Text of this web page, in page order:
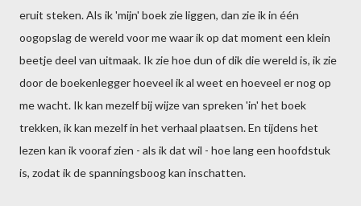
eruit steken. Als ik 'mijn' boek zie liggen, dan zie ik in één
oogopslag de wereld voor me waar ik op dat moment een klein
beetje deel van uitmaak. Ik zie hoe dun of dik die wereld is, ik zie
door de boekenlegger hoeveel ik al weet en hoeveel er nog op
me wacht. Ik kan mezelf bij wijze van spreken 'in' het boek
trekken, ik kan mezelf in het verhaal plaatsen. En tijdens het
lezen kan ik vooraf zien - als ik dat wil - hoe lang een hoofdstuk
is, zodat ik de spanningsboog kan inschatten.